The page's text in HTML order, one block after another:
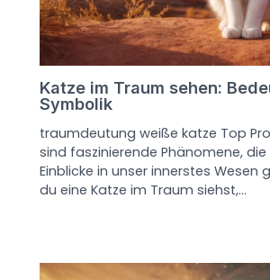
Katze im Traum sehen:
Symbolik
traumdeutung weiße katze Top
sind faszinierende Phänomene,
Einblicke in unser innerstes Wesen
du eine Katze im Traum siehst,…